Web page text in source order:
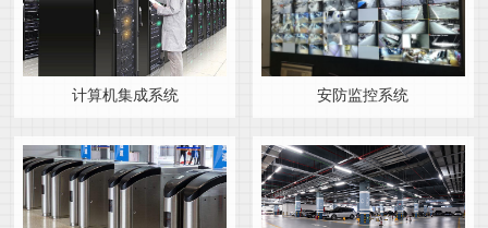
计算机集成系统 安防监控系统